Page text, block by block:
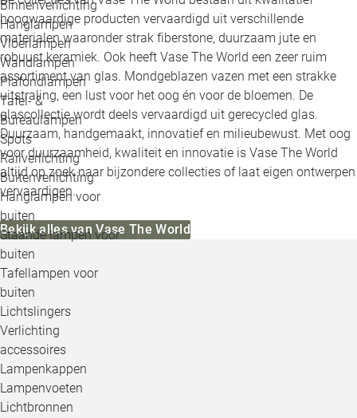
Binnenverlichting
Hanglampen
Vloerlampen
Wandlampen
Plafondlampen
Tafel- &
Bureaulampen
Spots
Railverlichting
Buitenverlichting
Hanglampen voor
buiten
Staande lampen voor
buiten
Tafellampen voor
buiten
Lichtslingers
Verlichting
accessoires
Lampenkappen
Lampenvoeten
Lichtbronnen
hoogwaardige producten vervaardigd uit verschillende
materialen waaronder strak fiberstone, duurzaam jute en
robuust keramiek. Ook heeft Vase The World een zeer ruim
assortiment van glas. Mondgeblazen vazen met een strakke
uitstraling, een lust voor het oog én voor de bloemen. De
glascollectie wordt deels vervaardigd uit gerecycled glas.
Duurzaam, handgemaakt, innovatief en milieubewust. Met oog
voor duurzaamheid, kwaliteit en innovatie is Vase The World
altijd op zoek naar bijzondere collecties of laat eigen ontwerpen
vervaardigen.
Bekijk alles van Vase The World